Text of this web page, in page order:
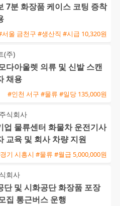
7분 화장품 케이스 코팅 증착
서울 금천구 #생산직 #시급 10,320원
(주)
다아울렛 의류 및 신발 스캔
채용
#인천 서구 #물류 #일당 135,000원
식회사
업 물류센터 화물차 운전기사
교육 및 회사 차량 지원
기 시흥시 #물류 #월급 5,000,000원
회사
단 및 시화공단 화장품 포장
집 통근버스 운행